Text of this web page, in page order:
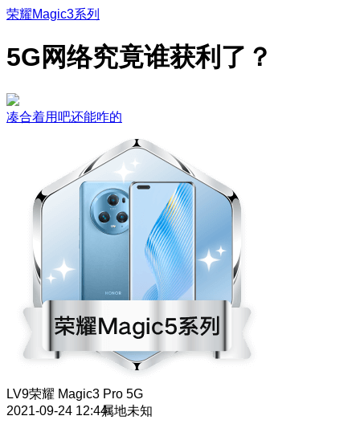
荣耀Magic3系列
5G网络究竟谁获利了？
凑合着用吧还能咋的
LV9荣耀 Magic3 Pro 5G
2021-09-24 12:44属地未知